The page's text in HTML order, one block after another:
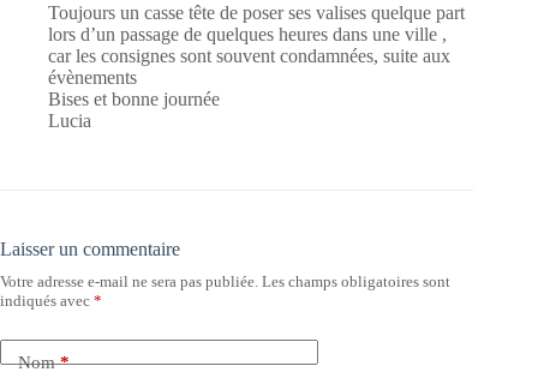
Toujours un casse tête de poser ses valises quelque part
lors d’un passage de quelques heures dans une ville ,
car les consignes sont souvent condamnées, suite aux
évènements
Bises et bonne journée
Lucia
Laisser un commentaire
Votre adresse e-mail ne sera pas publiée. Les champs obligatoires sont
indiqués avec *
Nom*